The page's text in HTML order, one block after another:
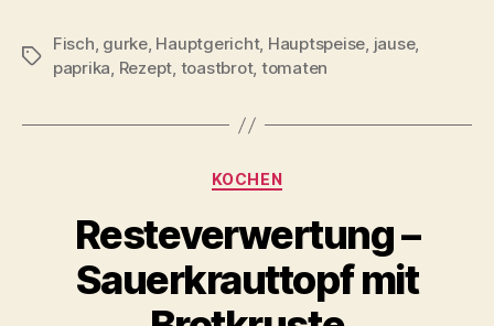
Schlagwörter
Fisch, gurke, Hauptgericht, Hauptspeise, jause,
paprika, Rezept, toastbrot, tomaten
Kategorien
KOCHEN
Resteverwertung –
Sauerkrauttopf mit